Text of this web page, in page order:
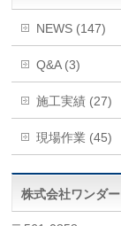
NEWS (147)
Q&A (3)
施工実績 (27)
現場作業 (45)
株式会社ワンダ